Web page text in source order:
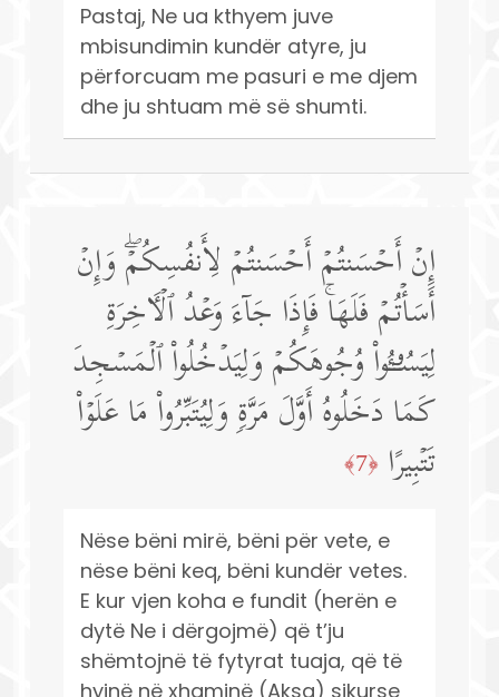
Pastaj, Ne ua kthyem juve
mbisundimin kundër atyre, ju
përforcuam me pasuri e me djem
dhe ju shtuam më së shumti.
إِنۡ أَحۡسَنتُمۡ أَحۡسَنتُمۡ لِأَنفُسِكُمۡۖ وَإِنۡ
أَسَأۡتُمۡ فَلَهَاۚ فَإِذَا جَاۤءَ وَعۡدُ ٱلۡـَٔاخِرَةِ
لِیَسُـࣳۤـُٔوا۟ وُجُوهَكُمۡ وَلِیَدۡخُلُوا۟ ٱلۡمَسۡجِدَ
كَمَا دَخَلُوهُ أَوَّلَ مَرَّةࣲ وَلِیُتَبِّرُوا۟ مَا عَلَوۡا۟
تَتۡبِیرًا ﴿7﴾
Nëse bëni mirë, bëni për vete, e
nëse bëni keq, bëni kundër vetes.
E kur vjen koha e fundit (herën e
dytë Ne i dërgojmë) që t’ju
shëmtojnë të fytyrat tuaja, që të
hyjnë në xhaminë (Aksa) sikurse